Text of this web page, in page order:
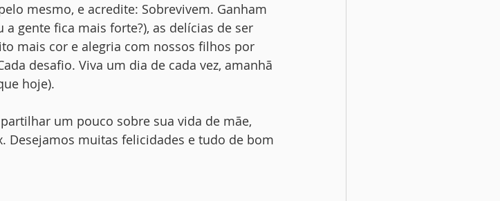
mesmo, e acredite: Sobrevivem. Ganham
gente fica mais forte?), as delícias de ser
mais cor e alegria com nossos filhos por
desafio. Viva um dia de cada vez, amanhã
hoje).
um pouco sobre sua vida de mãe,
Desejamos muitas felicidades e tudo de bom